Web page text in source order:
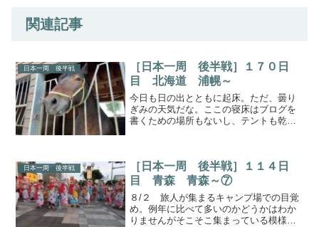
関連記事
日本一周 後半戦
［日本一周 後半戦］１７０日
目 北海道 浦幌～
今日も日の出とともに起床。ただ、曇り
ぎみの天気だな。ここの寝床はブログを
書くための場所もないし、テントも乾か
じゃなかったのに。まあ、...
日本一周 後半戦
［日本一周 後半戦］１１４日
目 青森 青森～⑦
８/２ 旅人が集まるキャンプ場での目覚
め。例年に比べて多いのかどうかはわか
りませんがそこそこ集まっている模様。